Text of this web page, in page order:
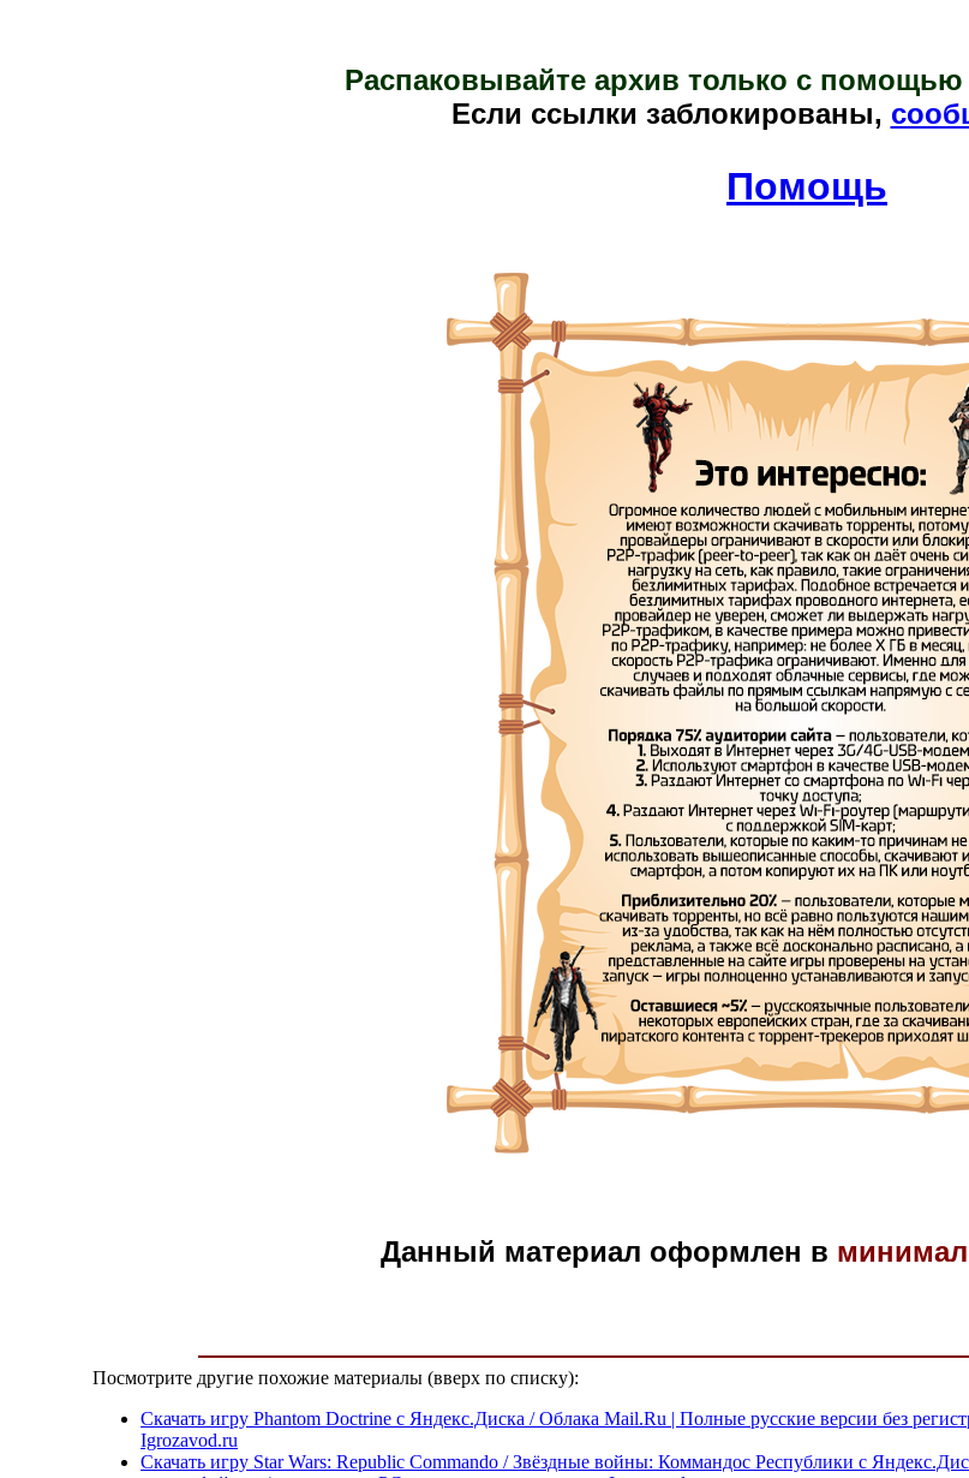
Распаковывайте архив только с помощью
Если ссылки заблокированы,
Помощь
Данный материал оформлен в
Посмотрите другие похожие материалы (вверх по списку):
Скачать игру Phantom Doctrine с Яндекс.Диска / Облака Mail.Ru | Полные русские версии без
Igrozavod.ru
Скачать игру Star Wars: Republic Commando / Звёздные войны: Коммандос Республики с